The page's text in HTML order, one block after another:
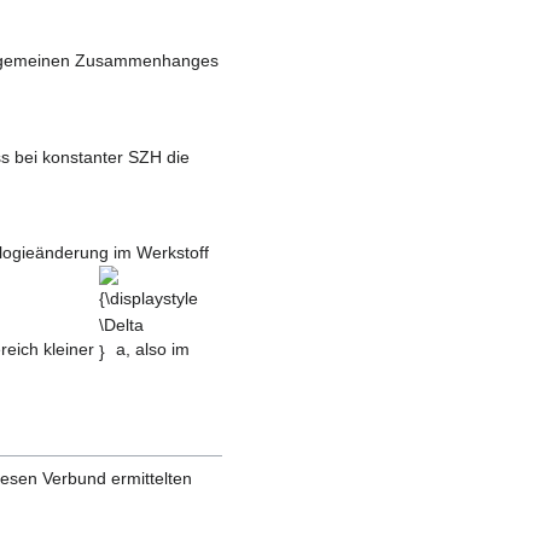
Zusammenhanges
bei konstanter SZH die
im Werkstoff
kleiner
{\displaystyle
\Delta }
a, also im
Verbund ermittelten